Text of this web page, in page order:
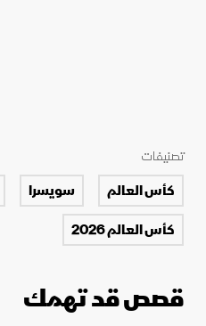
تصنيفات
كأس العالم سويسرا
كأس العالم 2026
قصص قد تهمك